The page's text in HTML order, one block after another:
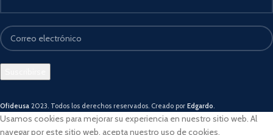
Ofideusa 2023. Todos los derechos reservados. Creado por Edgardo
Usamos cookies para mejorar su experiencia en nuestro sitio web. Al
navegar por este sitio web, acepta nuestro uso de cookies.